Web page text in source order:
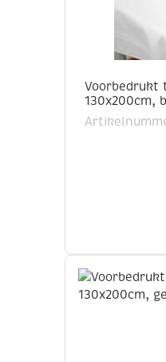
Voorbedrukt
130x200cm,